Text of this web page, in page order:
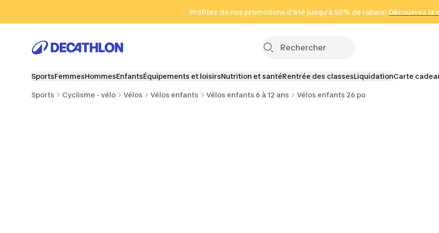
Aller au pied de page
Profitez de nos promotions d'été jusqu'à 50% de rabais! Découvrez la
Cliquez ici
en seulement 2
(Zones sélectionnées)
SportsFemmesHommesEnfantsÉquipements et loisirsNutrition et santéRentrée des classesLiquidationCarte
Sports Cyclisme - vélo Vélos Vélos enfants Vélos enfants 6 à 12 ans Vélos enfants 26 po